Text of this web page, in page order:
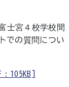
士宮４校学校間
での質問につい
105KB]